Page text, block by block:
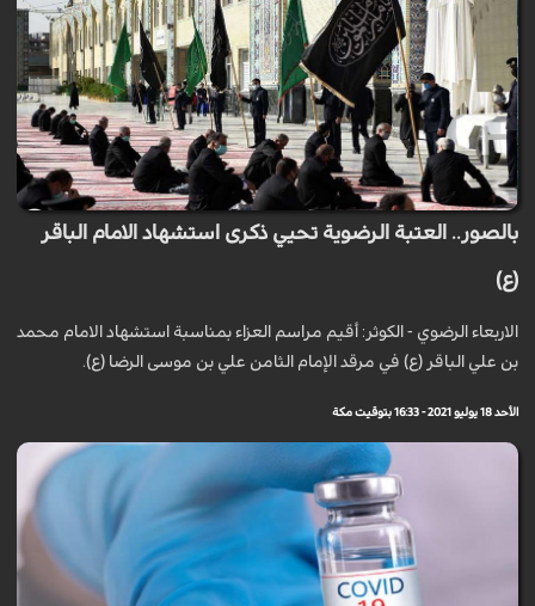
بالصور.. العتبة الرضوية تحيي ذكرى استشهاد الامام الباقر
(ع)
الاربعاء الرضوي - الكوثر: أقيم مراسم العزاء بمناسبة استشهاد الامام محمد
بن علي الباقر (ع) في مرقد الإمام الثامن علي بن موسى الرضا (ع).
الأحد 18 يوليو 2021 - 16:33 بتوقيت مكة